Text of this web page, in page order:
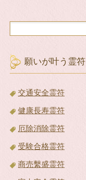
願いが叶う霊符
交通安全霊符
健康長寿霊符
厄除消除霊符
受験合格霊符
商売繫盛霊符